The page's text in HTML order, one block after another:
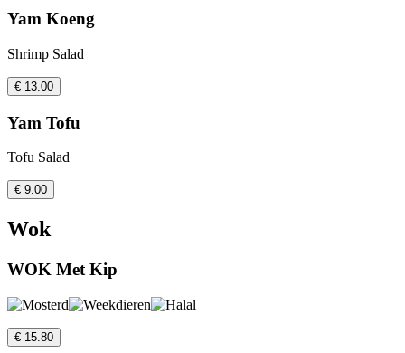
Yam Koeng
Shrimp Salad
€ 13.00
Yam Tofu
Tofu Salad
€ 9.00
Wok
WOK Met Kip
€ 15.80